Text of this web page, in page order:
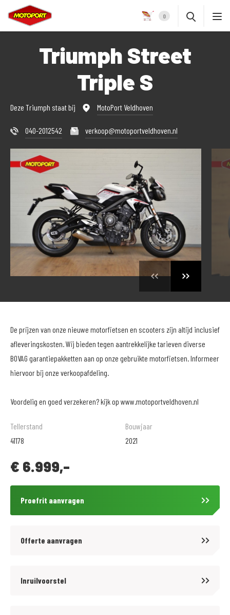
0
Triumph Street
Triple S
Deze Triumph staat bij MotoPort Veldhoven
040-2012542 verkoop@motoportveldhoven.nl
De prijzen van onze nieuwe motorfietsen en scooters zijn altijd inclusief
afleveringskosten. Wij bieden tegen aantrekkelijke tarieven diverse
BOVAG garantiepakketten aan op onze gebruikte motorfietsen. Informeer
hiervoor bij onze verkoopafdeling.
Voordelig en goed verzekeren? kijk op www.motoportveldhoven.nl
Tellerstand
41178
Bouwjaar
2021
€ 6.999,-
Proefrit aanvragen
Offerte aanvragen
Inruilvoorstel